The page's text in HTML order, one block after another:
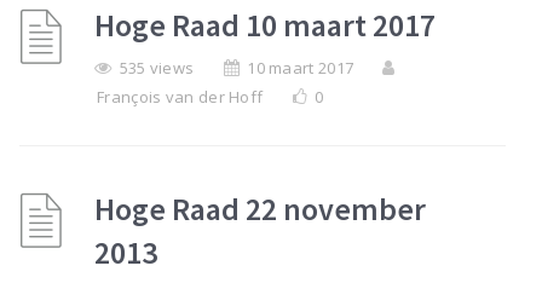
Hoge Raad 10 maart 2017
535 views
10 maart 2017
François van der Hoff
0
Hoge Raad 22 november
2013